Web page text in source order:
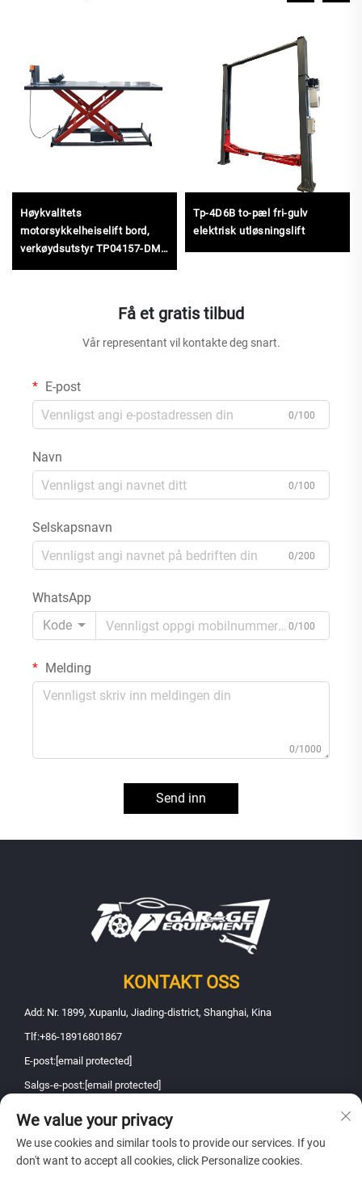
Høykvalitets
motorsykkelheiselift bord,
verkøydsutstyr TP04157-DM-
Tp-4D6B to-pæl fri-gulv
elektrisk utløsningslift
Få et gratis tilbud
Vår representant vil kontakte deg snart.
E-post
0/100
Navn
0/100
Selskapsnavn
0/200
WhatsApp
Kode
0/100
Melding
0/1000
Send inn
KONTAKT OSS
Add: Nr. 1899, Xupanlu, Jiading-district, Shanghai, Kina
Tlf:+86-18916801867
E-post:[email protected]
Salgs-e-post:[email protected]
Copyright © 2026 Shanghai Fanbao Automobile Maintenance Equipment
Co., Ltd.. Alle rettigheter forbeholdt -Personvernerklæring
We value your privacy
We use cookies and similar tools to provide our services. If you
don't want to accept all cookies, click Personalize cookies.